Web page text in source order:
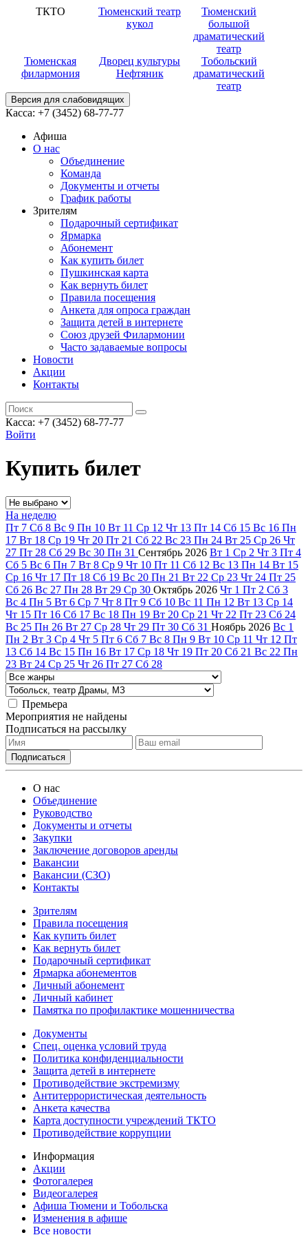
ТКТО
Тюменский театр
кукол
Тюменский
большой
драматический
театр
Тюменская
филармония
Дворец культуры
Нефтяник
Тобольский
драматический
театр
Версия для слабовидящих
Касса: +7 (3452) 68-77-77
Афиша
О нас
Объединение
Команда
Документы и отчеты
График работы
Зрителям
Подарочный сертификат
Ярмарка
Абонемент
Как купить билет
Пушкинская карта
Как вернуть билет
Правила посещения
Анкета для опроса граждан
Защита детей в интернете
Союз друзей Филармонии
Часто задаваемые вопросы
Новости
Акции
Контакты
Касса: +7 (3452) 68-77-77
Войти
Купить билет
На неделю
Пт 7 Сб 8 Вс 9 Пн 10 Вт 11 Ср 12 Чт 13 Пт 14 Сб 15 Вс 16 Пн
17 Вт 18 Ср 19 Чт 20 Пт 21 Сб 22 Вс 23 Пн 24 Вт 25 Ср 26 Чт
27 Пт 28 Сб 29 Вс 30 Пн 31 Сентябрь 2026 Вт 1 Ср 2 Чт 3 Пт 4
Сб 5 Вс 6 Пн 7 Вт 8 Ср 9 Чт 10 Пт 11 Сб 12 Вс 13 Пн 14 Вт 15
Ср 16 Чт 17 Пт 18 Сб 19 Вс 20 Пн 21 Вт 22 Ср 23 Чт 24 Пт 25
Сб 26 Вс 27 Пн 28 Вт 29 Ср 30 Октябрь 2026 Чт 1 Пт 2 Сб 3
Вс 4 Пн 5 Вт 6 Ср 7 Чт 8 Пт 9 Сб 10 Вс 11 Пн 12 Вт 13 Ср 14
Чт 15 Пт 16 Сб 17 Вс 18 Пн 19 Вт 20 Ср 21 Чт 22 Пт 23 Сб 24
Вс 25 Пн 26 Вт 27 Ср 28 Чт 29 Пт 30 Сб 31 Ноябрь 2026 Вс 1
Пн 2 Вт 3 Ср 4 Чт 5 Пт 6 Сб 7 Вс 8 Пн 9 Вт 10 Ср 11 Чт 12 Пт
13 Сб 14 Вс 15 Пн 16 Вт 17 Ср 18 Чт 19 Пт 20 Сб 21 Вс 22 Пн
23 Вт 24 Ср 25 Чт 26 Пт 27 Сб 28
Премьера
Мероприятия не найдены
Подписаться на рассылку
О нас
Объединение
Руководство
Документы и отчеты
Закупки
Заключение договоров аренды
Вакансии
Вакансии (СЗО)
Контакты
Зрителям
Правила посещения
Как купить билет
Как вернуть билет
Подарочный сертификат
Ярмарка абонементов
Личный абонемент
Личный кабинет
Памятка по профилактике мошенничества
Документы
Спец. оценка условий труда
Политика конфиденциальности
Защита детей в интернете
Противодействие экстремизму
Антитеррористическая деятельность
Анкета качества
Карта доступности учреждений ТКТО
Противодействие коррупции
Информация
Акции
Фотогалерея
Видеогалерея
Афиша Тюмени и Тобольска
Изменения в афише
Все новости